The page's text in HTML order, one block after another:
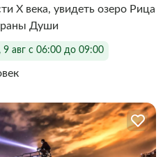
X века, увидеть озеро Рица
Души
9 авг с 06:00 до 09:00